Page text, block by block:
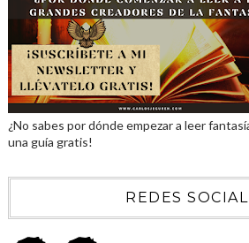
¿No sabes por dónde empezar a leer
una guía gratis!
REDES